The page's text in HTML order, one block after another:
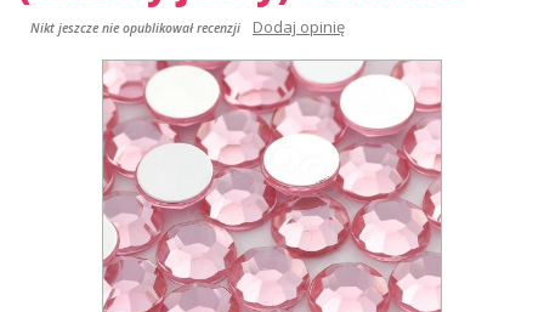
Nikt jeszcze nie opublikował recenzji Dodaj opinię